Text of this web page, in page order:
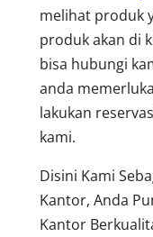
melihat produk
produk akan di
bisa hubungi
anda
lakukan
kami.
Disini Kami
Kantor, Anda
Kantor